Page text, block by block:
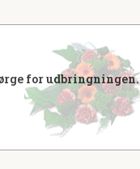
for udbringningen.